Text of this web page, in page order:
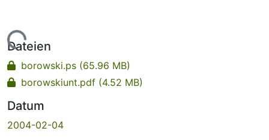
Lade...
Dateien
borowski.ps (65.96 MB)
borowskiunt.pdf (4.52 MB)
Datum
2004-02-04